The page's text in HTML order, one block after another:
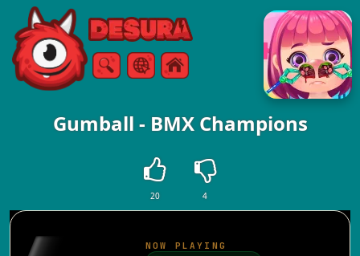
Free Online Games
RicercaMenù
Gumball - BMX Champions
20 4